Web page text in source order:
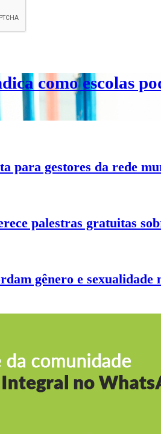
como escolas
para gestores da rede
palestras gratuitas
gênero e sexualidade